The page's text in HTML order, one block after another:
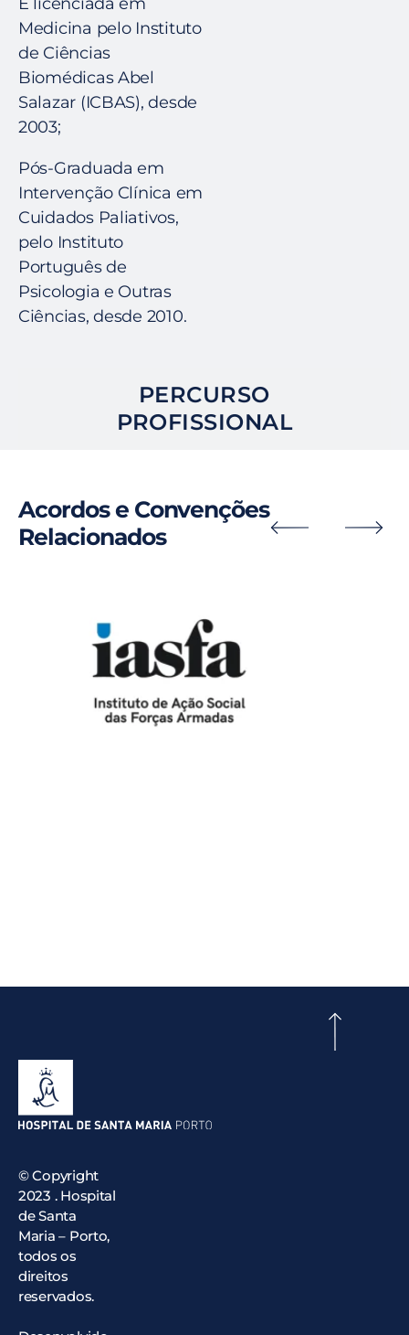
PERCURSO
PROFISSIONAL
Medicina pelo Instituto
de Ciências
Biomédicas Abel
Salazar (ICBAS), desde
2003;
Pós-Graduada em
Intervenção Clínica em
Cuidados Paliativos,
pelo Instituto
Português de
Psicologia e Outras
Ciências, desde 2010.
Acordos e Convenções
Relacionados
© Copyright
2023 . Hospital
de Santa
Maria – Porto,
todos os
direitos
reservados.